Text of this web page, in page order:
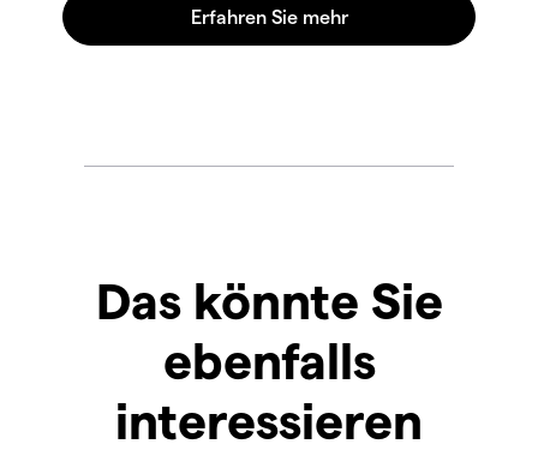
Das könnte Sie
ebenfalls
interessieren